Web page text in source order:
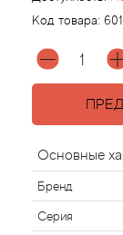
Код товара:
Основные
Бренд
Серия
Agonist
Aigner
Ajmal
Al Haramain